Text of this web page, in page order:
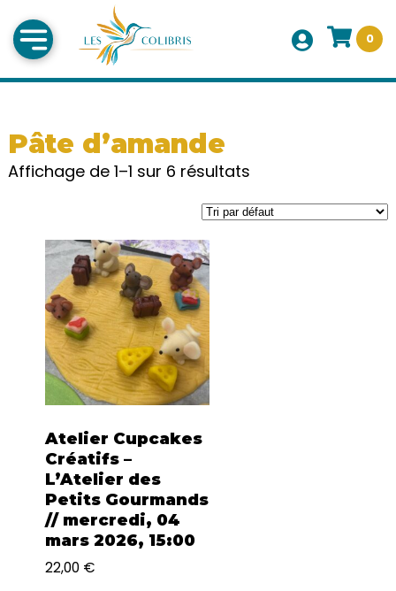
0
Pâte d’amande
Affichage de 1–1 sur 6 résultats
Atelier Cupcakes
Créatifs –
L’Atelier des
Petits Gourmands
// mercredi, 04
mars 2026, 15:00
22,00 €